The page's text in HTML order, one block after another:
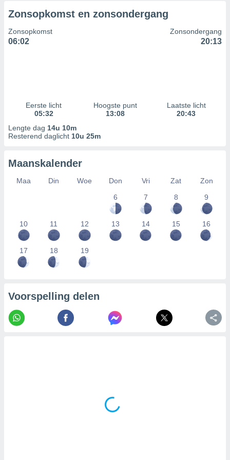
Zonsopkomst en zonsondergang
Zonsopkomst
06:02
Zonsondergang
20:13
Eerste licht
05:32
Hoogste punt
13:08
Laatste licht
20:43
Lengte dag 14u 10m
Resterend daglicht 10u 25m
Maanskalender
Maa Din Woe Don Vri Zat
Zon
6
7 8 9
10 11 12 13 14 15 16
17 18 19
Voorspelling delen